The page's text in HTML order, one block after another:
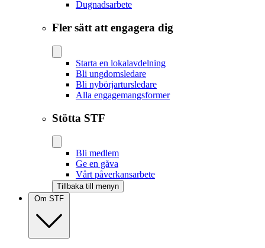
Dugnadsarbete
Fler sätt att engagera dig
Starta en lokalavdelning
Bli ungdomsledare
Bli nybörjartursledare
Alla engagemangsformer
Stötta STF
Bli medlem
Ge en gåva
Vårt påverkansarbete
Tillbaka till menyn
Om STF